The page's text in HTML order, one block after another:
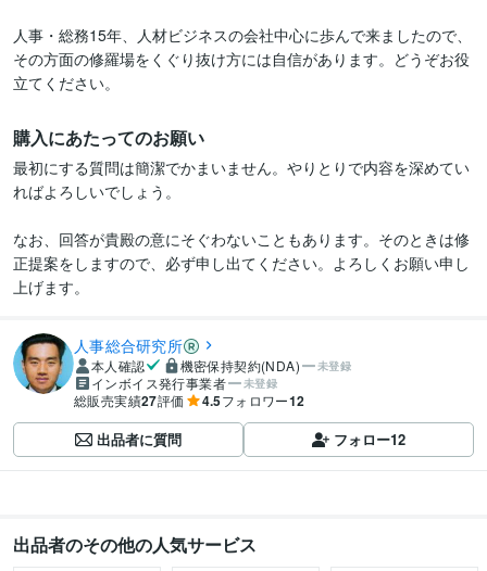
人事・総務15年、人材ビジネスの会社中心に歩んで来ましたので、
その方面の修羅場をくぐり抜け方には自信があります。どうぞお役
立てください。
購入にあたってのお願い
最初にする質問は簡潔でかまいません。やりとりで内容を深めてい
ればよろしいでしょう。
なお、回答が貴殿の意にそぐわないこともあります。そのときは修
正提案をしますので、必ず申し出てください。よろしくお願い申し
上げます。
人事総合研究所
本人確認 機密保持契約(NDA) 未登録
インボイス発行事業者 未登録
総販売実績27評価 4.5フォロワー12
出品者に質問 フォロー12
出品者のその他の人気サービス